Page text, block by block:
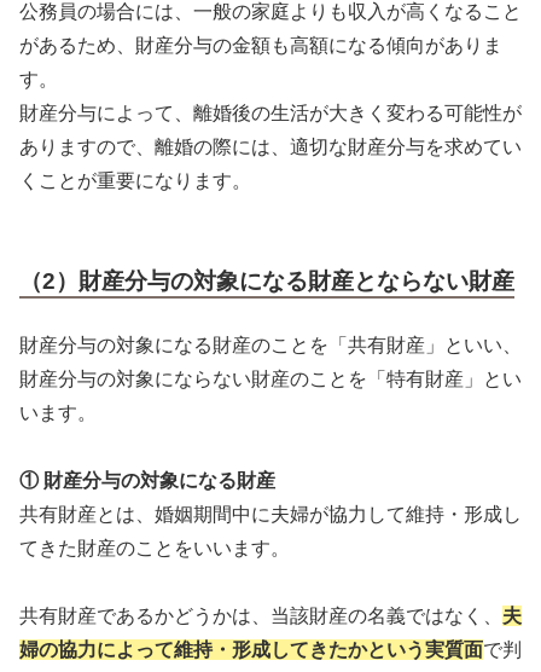
公務員の場合には、一般の家庭よりも収入が高くなること
があるため、財産分与の金額も高額になる傾向がありま
す。
財産分与によって、離婚後の生活が大きく変わる可能性が
ありますので、離婚の際には、適切な財産分与を求めてい
くことが重要になります。
（2）財産分与の対象になる財産とならない財産
財産分与の対象になる財産のことを「共有財産」といい、
財産分与の対象にならない財産のことを「特有財産」とい
います。
① 財産分与の対象になる財産
共有財産とは、婚姻期間中に夫婦が協力して維持・形成し
てきた財産のことをいいます。
共有財産であるかどうかは、当該財産の名義ではなく、 夫
婦の協力によって維持・形成してきたかという実質面で判